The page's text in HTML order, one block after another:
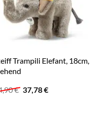
Trampili Elefant, 18cm,
€ Ursprünglicher
Preis
37,78€Aktueller